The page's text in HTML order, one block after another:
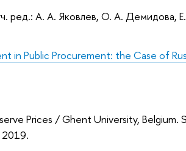
ред.: А. А. Яковлев, О. А. Демидова,
in Public Procurement: the Сase of
Prices / Ghent University,
2019.